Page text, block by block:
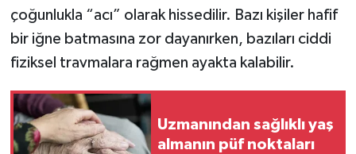
çoğunlukla “acı” olarak hissedilir. Bazı kişiler hafif
bir iğne batmasına zor dayanırken, bazıları ciddi
fiziksel travmalara rağmen ayakta kalabilir.
Uzmanından sağlıklı yaş
almanın püf noktaları
İlçeler
Köşe Yazıları
Kültür Sanat
Kütahya